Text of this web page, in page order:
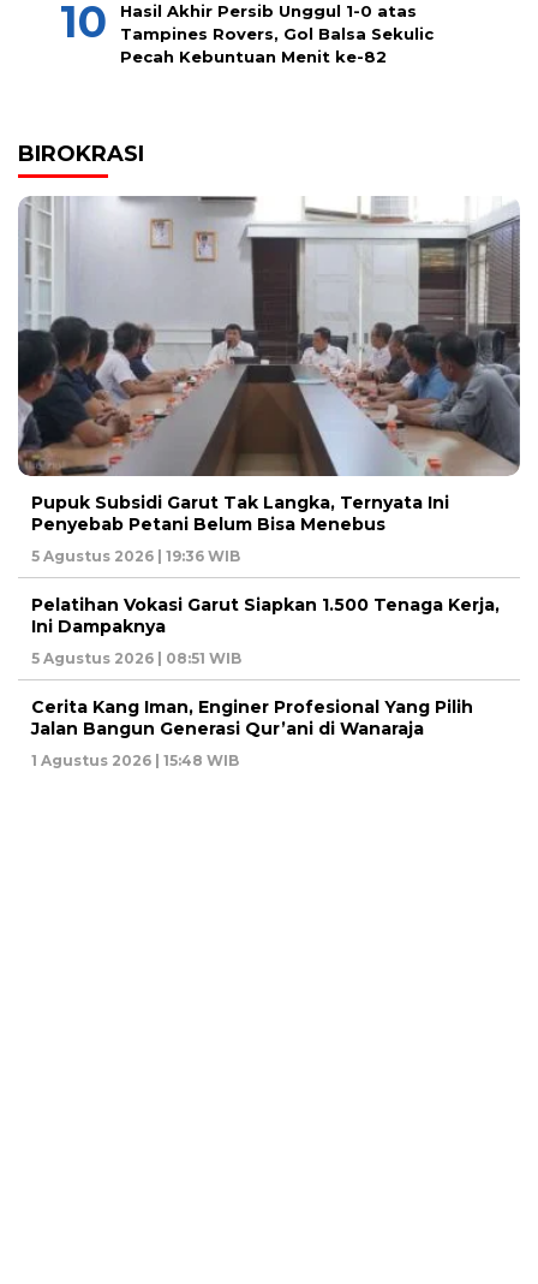
Hasil Akhir Persib Unggul 1-0 atas
Tampines Rovers, Gol Balsa Sekulic
Pecah Kebuntuan Menit ke-82
BIROKRASI
Pupuk Subsidi Garut Tak Langka, Ternyata Ini
Penyebab Petani Belum Bisa Menebus
5 Agustus 2026 | 19:36 WIB
Pelatihan Vokasi Garut Siapkan 1.500 Tenaga Kerja,
Ini Dampaknya
5 Agustus 2026 | 08:51 WIB
Cerita Kang Iman, Enginer Profesional Yang Pilih
Jalan Bangun Generasi Qur’ani di Wanaraja
1 Agustus 2026 | 15:48 WIB